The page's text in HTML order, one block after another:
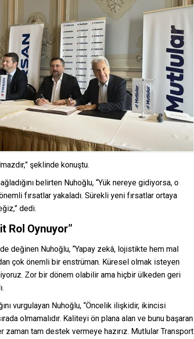
şeklinde konuştu.
belirten Nuhoğlu, “Yük nereye gidiyorsa, o
fırsatlar yakaladı. Sürekli yeni fırsatlar ortaya
dedi.
Rol Oynuyor”
değinen Nuhoğlu, “Yapay zekâ, lojistikte hem mal
çok önemli bir enstrüman. Küresel olmak isteyen
Zor bir dönem olabilir ama hiçbir ülkeden geri
vurgulayan Nuhoğlu, “Öncelik ilişkidir, ikincisi
olmamalıdır. Kaliteyi ön plana alan ve bunu başaran
zaman tam destek vermeye hazırız. Mutlular Transport